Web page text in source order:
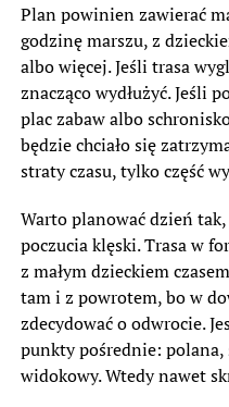
Plan powinien zawierać
godzinę marszu, z
albo więcej. Jeśli trasa
znacząco wydłużyć. Jeśli
plac zabaw albo
będzie chciało się
straty czasu, tylko część
Warto planować dzień
poczucia klęski. Trasa w
z małym dzieckiem
tam i z powrotem, bo w
zdecydować o odwrocie.
punkty pośrednie:
widokowy. Wtedy nawet